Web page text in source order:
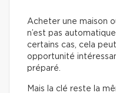
Acheter une maison
n’est pas
certains cas, cela
opportunité
préparé.
Mais la clé reste la